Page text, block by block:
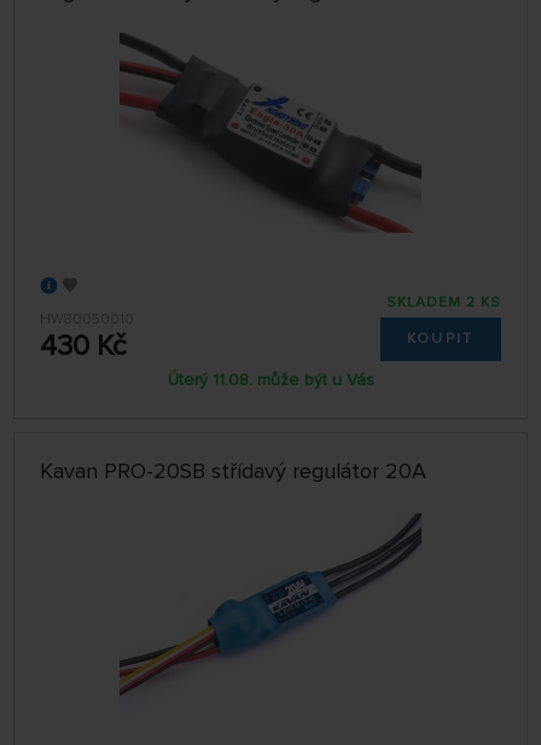
HW80050010
430 Kč
SKLADEM 2 KS
KOUPIT
Úterý 11.08. může být u Vás
Kavan PRO-20SB střídavý regulátor 20A